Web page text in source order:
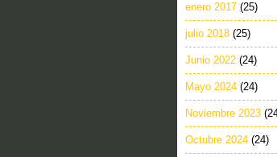
enero 2017 (25)
julio 2018 (25)
Junio 2022 (24)
Mayo 2024 (24)
Noviembre 2023
Octubre 2024 (24)